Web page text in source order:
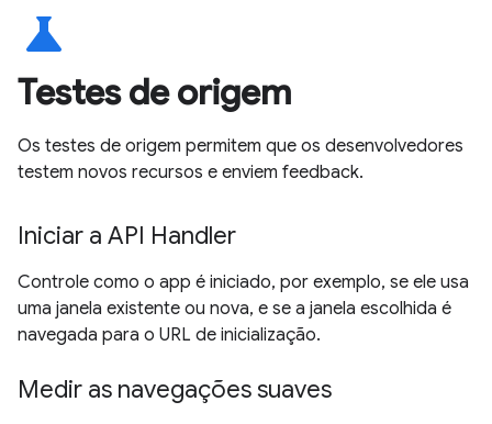
science
Testes de origem
Os testes de origem permitem que os desenvolvedores
testem novos recursos e enviem feedback.
Iniciar a API Handler
Controle como o app é iniciado, por exemplo, se ele usa
uma janela existente ou nova, e se a janela escolhida é
navegada para o URL de inicialização.
Medir as navegações suaves